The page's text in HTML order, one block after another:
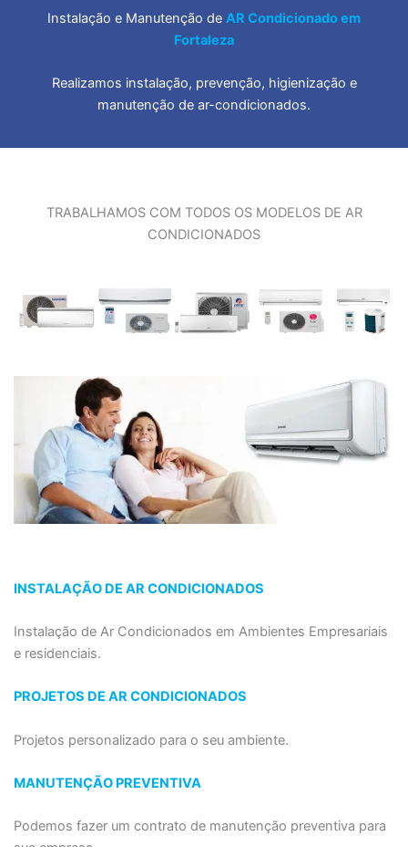
Instalação e Manutenção de AR Condicionado em
Fortaleza
Realizamos instalação, prevenção, higienização e
manutenção de ar-condicionados.
TRABALHAMOS COM TODOS OS MODELOS DE AR
CONDICIONADOS
INSTALAÇÃO DE AR CONDICIONADOS
Instalação de Ar Condicionados em Ambientes Empresariais
e residenciais.
PROJETOS DE AR CONDICIONADOS
Projetos personalizado para o seu ambiente.
MANUTENÇÃO PREVENTIVA
Podemos fazer um contrato de manutenção preventiva para